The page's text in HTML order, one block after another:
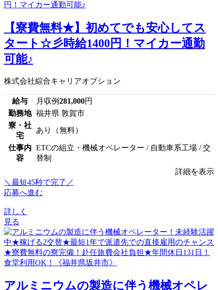
【寮費無料★】初めてでも安心してス
タート☆彡時給1400円！マイカー通勤
可能♪
株式会社綜合キャリアオプション
給与 月収例281,000円
勤務地 福井県 敦賀市
寮・社
宅
あり（無料）
仕事内
容
ETCの組立・機械オペレーター / 自動車系工場 / 交
替制
詳細を表示
＼最短45秒で完了／
応募へ進む
詳しく
見る
アルミニウムの製造に伴う機械オペレ